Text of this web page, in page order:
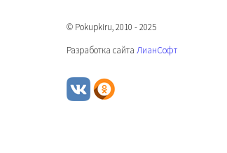
© Pokupkiru, 2010 - 2025
Разработка сайта ЛианСофт